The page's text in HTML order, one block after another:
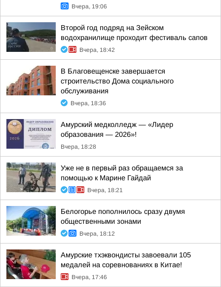
Вчера, 19:06
Второй год подряд на Зейском
водохранилище проходит фестиваль сапов
Вчера, 18:42
В Благовещенске завершается
строительство Дома социального
обслуживания
Вчера, 18:36
Амурский медколледж — «Лидер
образования — 2026»!
Вчера, 18:28
Уже не в первый раз обращаемся за
помощью к Марине Гайдай
Вчера, 18:21
Белогорье пополнилось сразу двумя
общественными зонами
Вчера, 18:12
Амурские тхэквондисты завоевали 105
медалей на соревнованиях в Китае!
Вчера, 17:46